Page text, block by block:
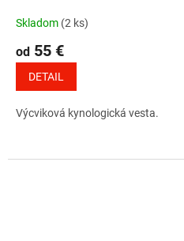
Skladom (2 ks)
od 55 €
DETAIL
Výcviková kynologická vesta.